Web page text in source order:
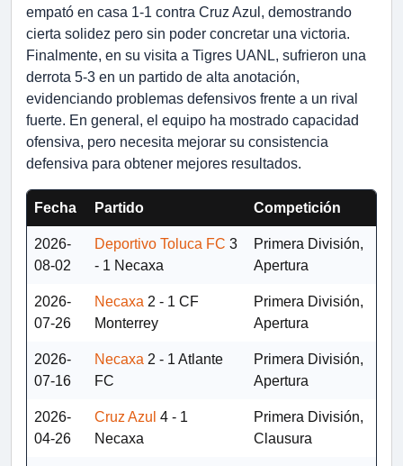
empató en casa 1-1 contra Cruz Azul, demostrando
cierta solidez pero sin poder concretar una victoria.
Finalmente, en su visita a Tigres UANL, sufrieron una
derrota 5-3 en un partido de alta anotación,
evidenciando problemas defensivos frente a un rival
fuerte. En general, el equipo ha mostrado capacidad
ofensiva, pero necesita mejorar su consistencia
defensiva para obtener mejores resultados.
Fecha Partido Competición
2026-
08-02
Deportivo Toluca FC 3
- 1 Necaxa
Primera División,
Apertura
2026-
07-26
Necaxa 2 - 1 CF
Monterrey
Primera División,
Apertura
2026-
07-16
Necaxa 2 - 1 Atlante
FC
Primera División,
Apertura
2026-
04-26
Cruz Azul 4 - 1
Necaxa
Primera División,
Clausura